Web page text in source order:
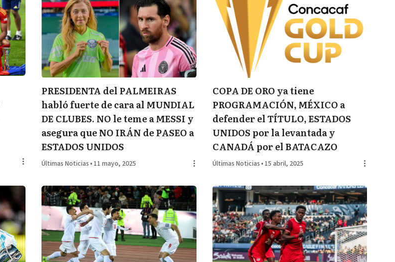
PRESIDENTA del PALMEIRAS
habló fuerte de cara al MUNDIAL
DE CLUBES. NO le teme a MESSI y
asegura que NO IRÁN de PASEO a
ESTADOS UNIDOS
Últimas Noticias • 11 mayo, 2025
COPA DE ORO ya tiene
PROGRAMACIÓN, MÉXICO a
defender el TÍTULO, ESTADOS
UNIDOS por la levantada y
CANADÁ por el BATACAZO
Últimas Noticias • 15 abril, 2025